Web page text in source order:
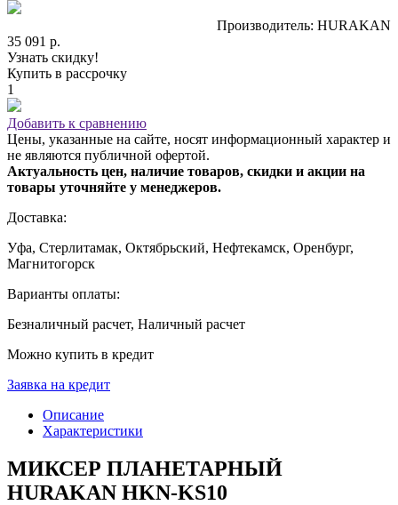
Производитель: HURAKAN
35 091 р.
Узнать скидку!
Купить в рассрочку
1
Добавить к сравнению
Цены, указанные на сайте, носят информационный характер и
не являются публичной офертой.
Актуальность цен, наличие товаров, скидки и акции на
товары уточняйте у менеджеров.
Доставка:
Уфа, Стерлитамак, Октябрьский, Нефтекамск, Оренбург,
Магнитогорск
Варианты оплаты:
Безналичный расчет, Наличный расчет
Можно купить в кредит
Заявка на кредит
Описание
Характеристики
МИКСЕР ПЛАНЕТАРНЫЙ
HURAKAN HKN-KS10